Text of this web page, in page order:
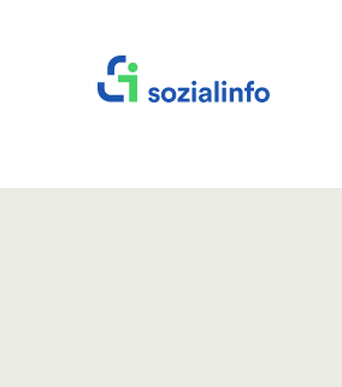
Startseite